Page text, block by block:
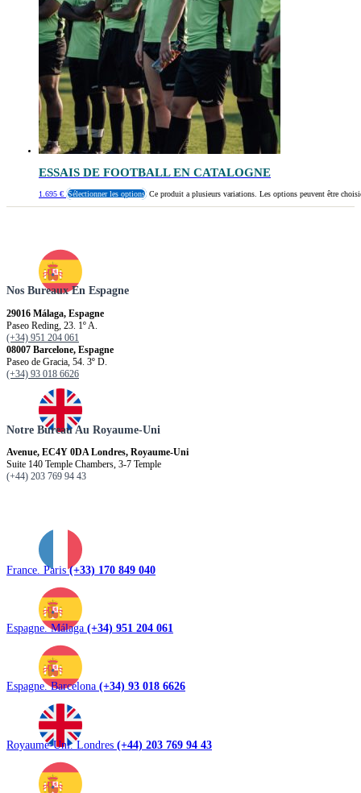
ESSAIS DE FOOTBALL EN CATALOGNE
1.695 € Sélectionner les options Ce produit a plusieurs variations. Les options peuvent être
Nos Bureaux En Espagne
29016 Málaga, Espagne
Paseo Reding, 23. 1º A.
(+34) 951 204 061
08007 Barcelone, Espagne
Paseo de Gracia, 54. 3º D.
(+34) 93 018 6626
Notre Bureau Au Royaume-Uni
Avenue, EC4Y 0DA Londres, Royaume-Uni
Suite 140 Temple Chambers, 3-7 Temple
(+44) 203 769 94 43
France. Paris(+33) 170 849 040
Espagne. Málaga (+34) 951 204 061
Espagne. Barcelona (+34) 93 018 6626
Royaume-Uni. Londres (+44) 203 769 94 43